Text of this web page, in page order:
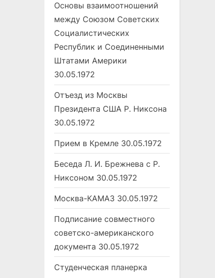
Основы взаимоотношений
между Союзом Советских
Социалистических
Республик и Соединенными
Штатами Америки
30.05.1972
Отъезд из Москвы
Президента США Р. Никсона
30.05.1972
Прием в Кремле 30.05.1972
Беседа Л. И. Брежнева с Р.
Никсоном 30.05.1972
Москва-КАМАЗ 30.05.1972
Подписание совместного
советско-американского
документа 30.05.1972
Студенческая планерка